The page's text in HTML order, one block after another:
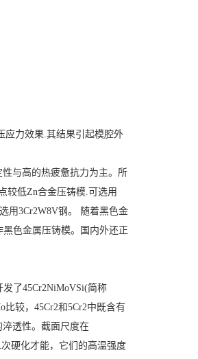
应力效果.其结果引起模腔外
与高的热疲惫抗力为主。所
较低Zn合金压铸模.可选用
用3Cr2W8V钢。 随着黑色金
色金属压铸模。国内外还正
了45Cr2NiMoVSi(简称
较，45Cr2和5Cr2中既含有
透性。截面尺度在
硬化才能，它们的高温强度